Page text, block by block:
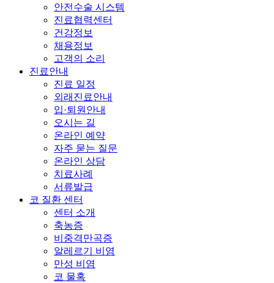
안전수술 시스템
진료협력센터
건강정보
채용정보
고객의 소리
진료안내
진료 일정
외래진료안내
입·퇴원안내
오시는 길
온라인 예약
자주 묻는 질문
온라인 상담
치료사례
서류발급
코 질환 센터
센터 소개
축농증
비중격만곡증
알레르기 비염
만성 비염
코 물혹